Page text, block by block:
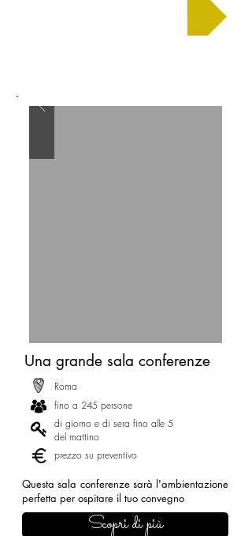
Una grande sala conferenze
Roma
fino a 245 persone
di giorno e di sera fino alle 5
del mattino
prezzo su preventivo
Questa sala conferenze sarà l'ambientazione
perfetta per ospitare il tuo convegno
Scopri di più